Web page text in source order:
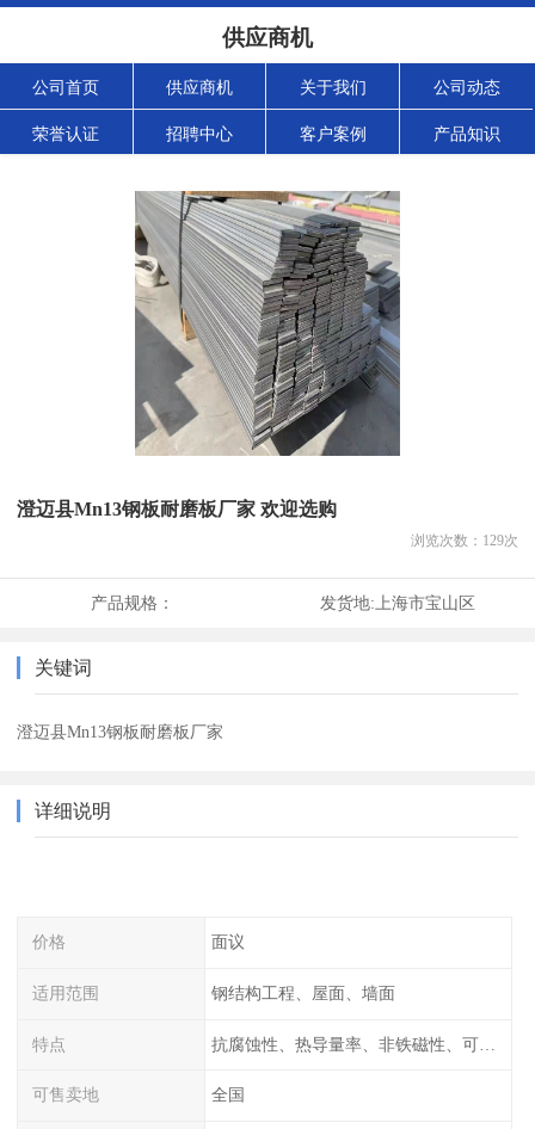
供应商机
公司首页 供应商机 关于我们 公司动态
荣誉认证 招聘中心 客户案例 产品知识
澄迈县Mn13钢板耐磨板厂家 欢迎选购
浏览次数： 129次
产品规格： 发货地: 上海市宝山区
关键词
澄迈县Mn13钢板耐磨板厂家
详细说明
价格 面议
适用范围 钢结构工程、屋面、墙面
特点 抗腐蚀性、热导量率、非铁磁性、可加工性、可成形性、回收性
可售卖地 全国